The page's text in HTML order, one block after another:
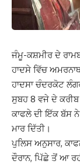
ਜੰਮੂ-ਕਸ਼ਮੀਰ ਦੇ
ਹਾਦਸੇ ਵਿੱਚ
ਹਾਦਸਾ ਚੰਦਰਕੋਟ
ਸੁਬਹ 8 ਵਜੇ ਦੇ
ਕਾਫਲੇ ਦੀ ਇੱਕ ਬੱਸ
ਮਾਰ ਦਿੱਤੀ।
ਪੁਲਿਸ ਅਨੁਸਾਰ,
ਦੌਰਾਨ, ਪਿੱਛੇ ਤੋਂ ਆ